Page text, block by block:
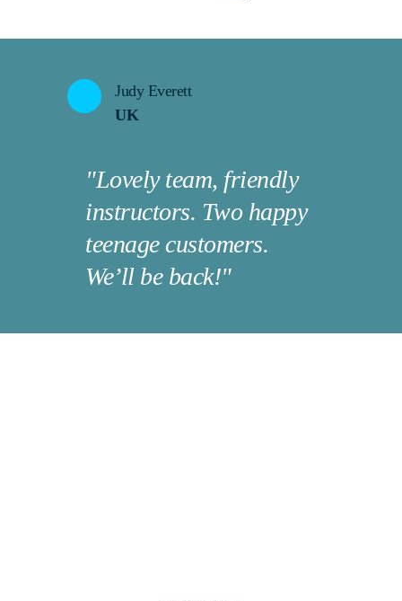
Judy Everett
UK
"Lovely team, friendly
instructors. Two happy
teenage customers.
We’ll be back!"